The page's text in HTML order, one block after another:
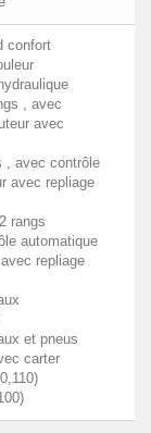
confort
, avec
avec
, avec contrôle
avec repliage
rangs
automatique
repliage
et pneus
carter